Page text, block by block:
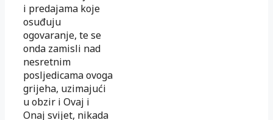
i predajama koje
osuđuju
ogovaranje, te se
onda zamisli nad
nesretnim
posljedicama ovoga
grijeha, uzimajući
u obzir i Ovaj i
Onaj svijet, nikada